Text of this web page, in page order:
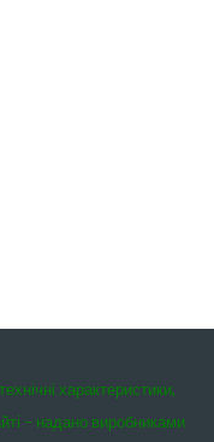
характеристики,
– надано виробниками